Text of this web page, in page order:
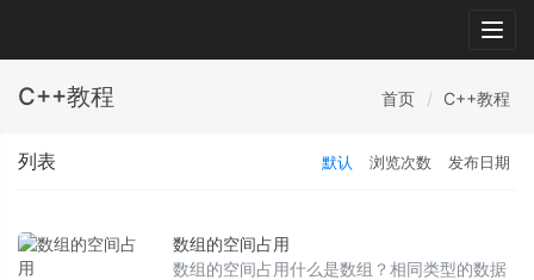
C++教程 首页 C++教程
列表 默认 浏览次数 发布日期
数组的空间占用
数组的空间占用什么是数组？相同类型的数据